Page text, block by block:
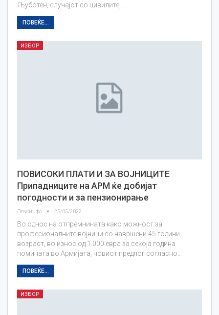
Љуботен, случајот со цивилите,…
ПОВЕЌЕ...
ИЗБОР
ПОВИСОКИ ПЛАТИ И ЗА ВОЈНИЦИТЕ
Припадниците на АРМ ќе добијат
погодности и за пензионирање
Плусинфо 25/05/2022
Во однос на отпремнината како можност за
професионалните војници со навршени 45 години
возраст, во износ од 1.000 евра за секоја година
помината во Армијата, новиот предлог согласно…
ПОВЕЌЕ...
ИЗБОР